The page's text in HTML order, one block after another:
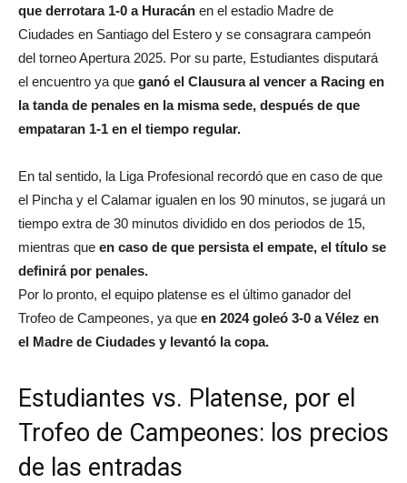
que derrotara 1-0 a Huracán en el estadio Madre de
Ciudades en Santiago del Estero y se consagrara campeón
del torneo Apertura 2025. Por su parte, Estudiantes disputará
el encuentro ya que ganó el Clausura al vencer a Racing en
la tanda de penales en la misma sede, después de que
empataran 1-1 en el tiempo regular.
En tal sentido, la Liga Profesional recordó que en caso de que
el Pincha y el Calamar igualen en los 90 minutos, se jugará un
tiempo extra de 30 minutos dividido en dos periodos de 15,
mientras que en caso de que persista el empate, el título se
definirá por penales.
Por lo pronto, el equipo platense es el último ganador del
Trofeo de Campeones, ya que en 2024 goleó 3-0 a Vélez en
el Madre de Ciudades y levantó la copa.
Estudiantes vs. Platense, por el
Trofeo de Campeones: los precios
de las entradas